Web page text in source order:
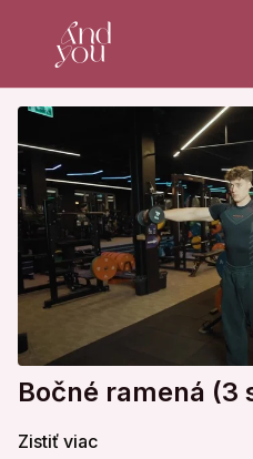
Bočné ramená (3
Zistiť viac